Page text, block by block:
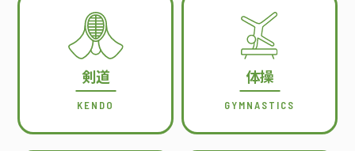
剣道
KENDO
体操
GYMNASTICS